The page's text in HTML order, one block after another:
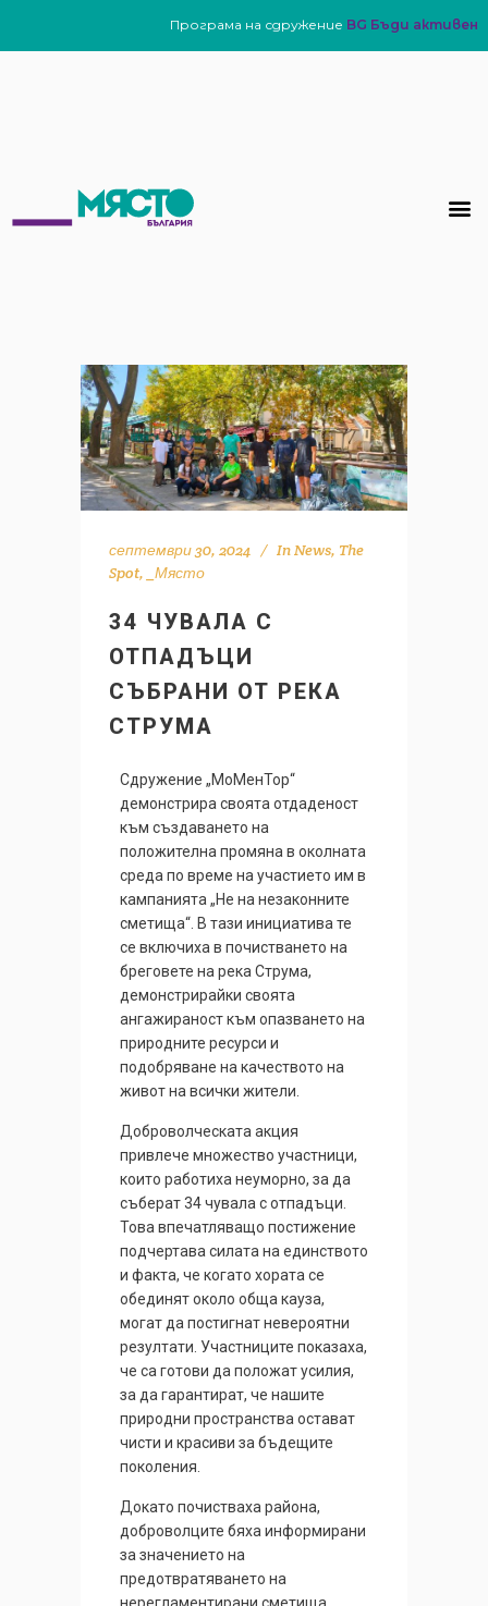
Програма на сдружение BG Бъди активен
септември 30, 2024 InNews, The
Spot, _Място
34 ЧУВАЛА С
ОТПАДЪЦИ
СЪБРАНИ ОТ РЕКА
СТРУМА
Сдружение „МоМенТор“
демонстрира своята отдаденост
към създаването на
положителна промяна в околната
среда по време на участието им в
кампанията „Не на незаконните
сметища“. В тази инициатива те
се включиха в почистването на
бреговете на река Струма,
демонстрирайки своята
ангажираност към опазването на
природните ресурси и
подобряване на качеството на
живот на всички жители.
Доброволческата акция
привлече множество участници,
които работиха неуморно, за да
съберат 34 чувала с отпадъци.
Това впечатляващо постижение
подчертава силата на единството
и факта, че когато хората се
обединят около обща кауза,
могат да постигнат невероятни
резултати. Участниците показаха,
че са готови да положат усилия,
за да гарантират, че нашите
природни пространства остават
чисти и красиви за бъдещите
поколения.
Докато почистваха района,
доброволците бяха информирани
за значението на
предотвратяването на
нерегламентирани сметища.